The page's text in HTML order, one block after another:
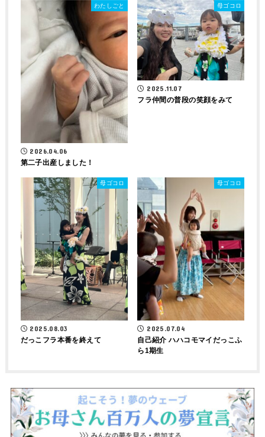
わたしごと
2026.04.06
第二子出産しました！
母ゴコロ
2025.11.07
フラ仲間の普段の笑顔をみて
母ゴコロ
2025.08.03
だっこフラ本番を終えて
母ゴコロ
2025.07.04
自己紹介 ハハコモマイだっこふ
ら1期生